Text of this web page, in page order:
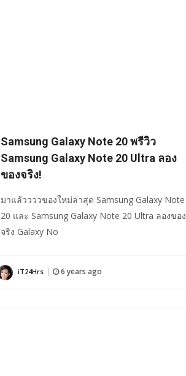
Samsung Galaxy Note 20 พรีวิว
Samsung Galaxy Note 20 Ultra ลอง
ของจริง!
มาแล้ววววของใหม่ล่าสุด Samsung Galaxy Note
20 และ Samsung Galaxy Note 20 Ultra ลองของ
จริง Galaxy No
iT24Hrs 6 years ago